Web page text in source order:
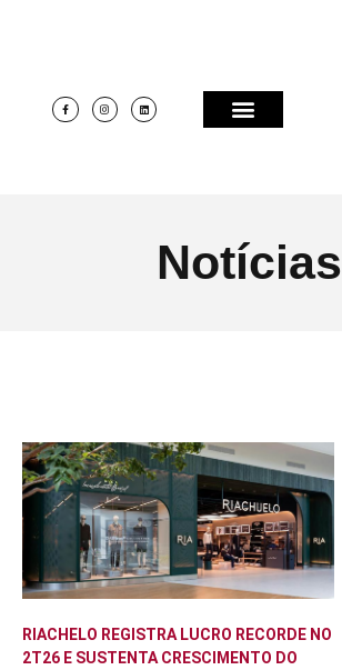
Notícias
RIACHELO REGISTRA LUCRO RECORDE NO
2T26 E SUSTENTA CRESCIMENTO DO